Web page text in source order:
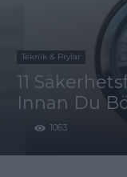
Teknik & Prylar
11
Innan Du
1063